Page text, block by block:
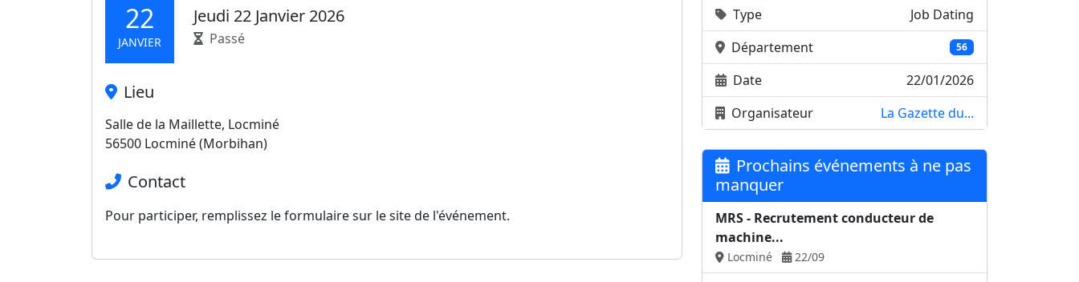
22
JANVIER
Jeudi 22 Janvier 2026
Passé
Lieu
Salle de la Maillette, Locminé
56500 Locminé (Morbihan)
Contact
Pour participer, remplissez le formulaire sur le site de l'événement.
Type
Job Dating
Département
56
Date
22/01/2026
Organisateur
La Gazette du...
Prochains événements à ne pas
manquer
MRS - Recrutement conducteur de
machine...
Locminé 22/09